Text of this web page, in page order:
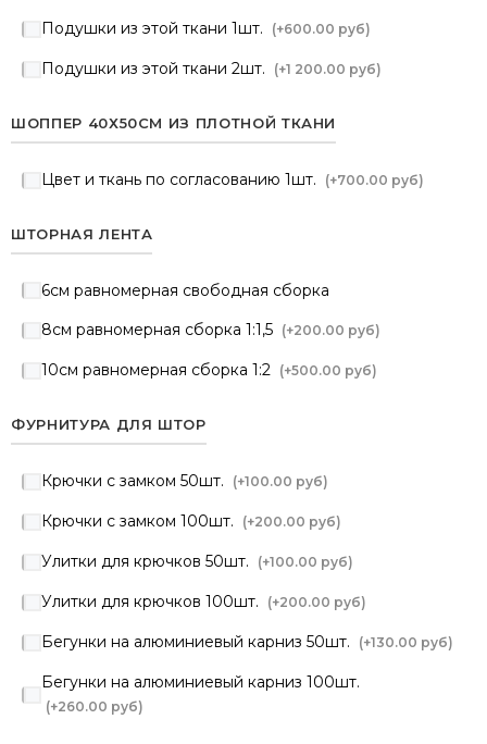
Подушки из этой ткани 1шт. (+600.00 руб)
Подушки из этой ткани 2шт. (+1 200.00 руб)
ШОППЕР 40Х50СМ ИЗ ПЛОТНОЙ ТКАНИ
Цвет и ткань по согласованию 1шт. (+700.00 руб)
ШТОРНАЯ ЛЕНТА
6см равномерная свободная сборка
8см равномерная сборка 1:1,5 (+200.00 руб)
10см равномерная сборка 1:2 (+500.00 руб)
ФУРНИТУРА ДЛЯ ШТОР
Крючки с замком 50шт. (+100.00 руб)
Крючки с замком 100шт. (+200.00 руб)
Улитки для крючков 50шт. (+100.00 руб)
Улитки для крючков 100шт. (+200.00 руб)
Бегунки на алюминиевый карниз 50шт. (+130.00 руб)
Бегунки на алюминиевый карниз 100шт.
(+260.00 руб)